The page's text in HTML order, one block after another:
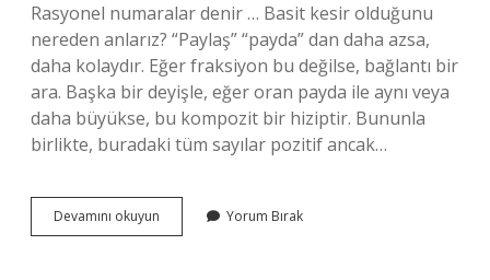
Rasyonel numaralar denir … Basit kesir olduğunu
nereden anlarız? “Paylaş” “payda” dan daha azsa,
daha kolaydır. Eğer fraksiyon bu değilse, bağlantı bir
ara. Başka bir deyişle, eğer oran payda ile aynı veya
daha büyükse, bu kompozit bir hiziptir. Bununla
birlikte, buradaki tüm sayılar pozitif ancak…
Devamını okuyun
Kesirler
Yorum Bırak